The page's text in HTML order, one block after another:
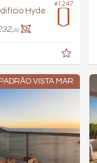
#1.247
Hyde
00
VISTA MAR